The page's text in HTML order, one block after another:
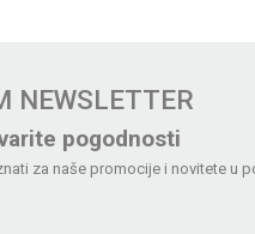
NEWSLETTER
pogodnosti
za naše promocije i novitete u